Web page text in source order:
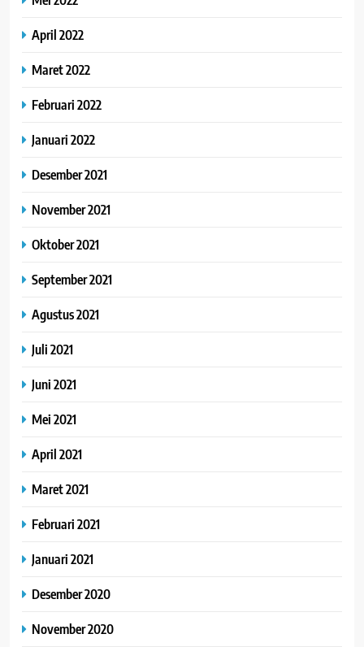
April 2022
Maret 2022
Februari 2022
Januari 2022
Desember 2021
November 2021
Oktober 2021
September 2021
Agustus 2021
Juli 2021
Juni 2021
Mei 2021
April 2021
Maret 2021
Februari 2021
Januari 2021
Desember 2020
November 2020